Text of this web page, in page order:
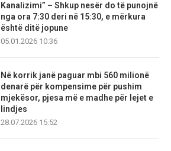
Kanalizimi” – Shkup nesër do të punojnë
nga ora 7:30 deri në 15:30, e mërkura
është ditë jopune
05.01.2026 10:36
Në korrik janë paguar mbi 560 milionë
denarë për kompensime për pushim
mjekësor, pjesa më e madhe për lejet e
lindjes
28.07.2026 15:52